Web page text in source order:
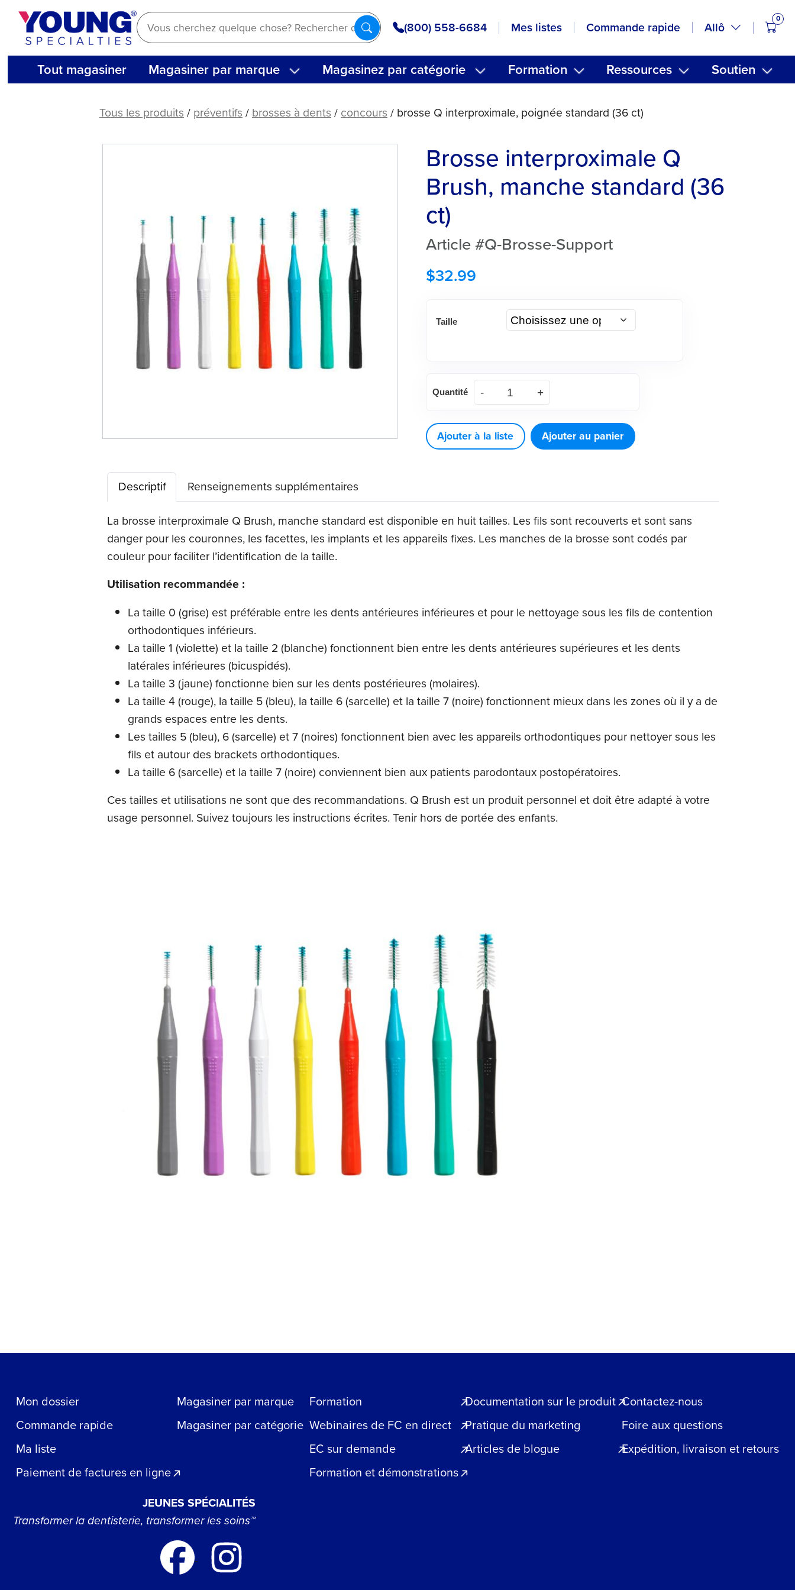
Aller
contenu
(800) 558-6684 Mes listes Commande rapide Allô
0
Tout magasiner Magasiner par marque Magasinez par catégorie Formation Ressources Soutien
interproximale
Tous les produits/ préventifs/brosses à dents/concours/ brosse Q interproximale, poignée standard (36 ct)
Brosse interproximale Q
Brush, manche standard (36
ct)
Article #Q-Brosse-Support
$32.99
Taille
de
interproximale
Q
standard
(36
ct)
Quantité
Ajouter à la liste Ajouter au panier
Descriptif
Renseignements supplémentaires
La brosse interproximale Q Brush, manche standard est disponible en huit tailles. Les fils sont recouverts et sont sans
danger pour les couronnes, les facettes, les implants et les appareils fixes. Les manches de la brosse sont codés par
couleur pour faciliter l’identification de la taille.
Utilisation recommandée :
La taille 0 (grise) est préférable entre les dents antérieures inférieures et pour le nettoyage sous les fils de contention
orthodontiques inférieurs.
La taille 1 (violette) et la taille 2 (blanche) fonctionnent bien entre les dents antérieures supérieures et les dents
latérales inférieures (bicuspidés).
La taille 3 (jaune) fonctionne bien sur les dents postérieures (molaires).
La taille 4 (rouge), la taille 5 (bleu), la taille 6 (sarcelle) et la taille 7 (noire) fonctionnent mieux dans les zones où il y a de
grands espaces entre les dents.
Les tailles 5 (bleu), 6 (sarcelle) et 7 (noires) fonctionnent bien avec les appareils orthodontiques pour nettoyer sous les
fils et autour des brackets orthodontiques.
La taille 6 (sarcelle) et la taille 7 (noire) conviennent bien aux patients parodontaux postopératoires.
Ces tailles et utilisations ne sont que des recommandations. Q Brush est un produit personnel et doit être adapté à votre
usage personnel. Suivez toujours les instructions écrites. Tenir hors de portée des enfants.
Mon dossier
Commande rapide
Ma liste
Paiement de factures en ligne
Magasiner par marque
Magasiner par catégorie
Formation
Webinaires de FC en direct
EC sur demande
Formation et démonstrations
Documentation sur le produit
Pratique du marketing
Articles de blogue
Contactez-nous
Foire aux questions
Expédition, livraison et retours
JEUNES SPÉCIALITÉS
Transformer la dentisterie, transformer les soins™